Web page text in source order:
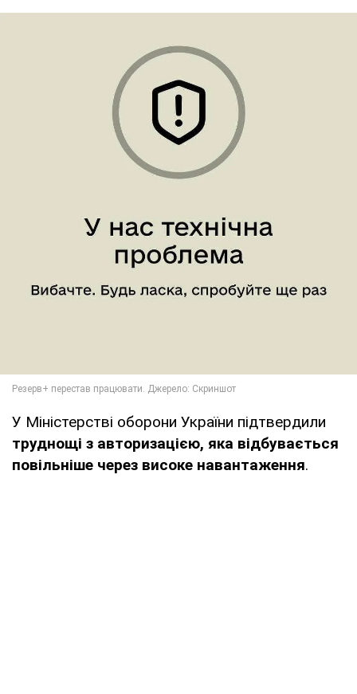
У Міністерстві оборони України підтвердили
труднощі з авторизацією, яка відбувається
повільніше через високе навантаження.